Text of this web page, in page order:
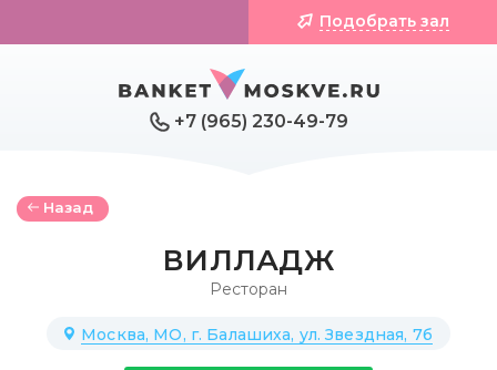
+7 (965) 230-49-79
Подобрать зал
Назад
ВИЛЛАДЖ
Ресторан
Москва, МО, г. Балашиха, ул. Звездная, 7б